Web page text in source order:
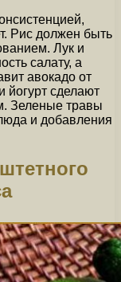
Рис должен быть
Лук и
салату, а
авокадо от
йогурт сделают
Зеленые травы
и добавления